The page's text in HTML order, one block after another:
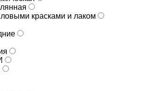
красками и лаком